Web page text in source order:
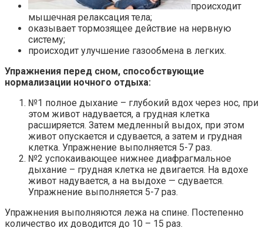
происходит
мышечная релаксация тела;
оказывает тормозящее действие на нервную
систему;
происходит улучшение газообмена в легких.
Упражнения перед сном, способствующие
нормализации ночного отдыха:
№1 полное дыхание – глубокий вдох через нос, при
этом живот надувается, а грудная клетка
расширяется. Затем медленный выдох, при этом
живот опускается и сдувается, а затем и грудная
клетка. Упражнение выполняется 5-7 раз.
№2 успокаивающее нижнее диафрагмальное
дыхание – грудная клетка не двигается. На вдохе
живот надувается, а на выдохе — сдувается.
Упражнение выполняется 5-7 раз.
Упражнения выполняются лежа на спине. Постепенно
количество их доводится до 10 – 15 раз.